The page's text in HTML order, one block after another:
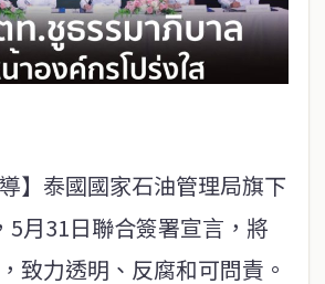
】泰國國家石油管理局旗下
5月31日聯合簽署宣言，將
致力透明、反腐和可問責。